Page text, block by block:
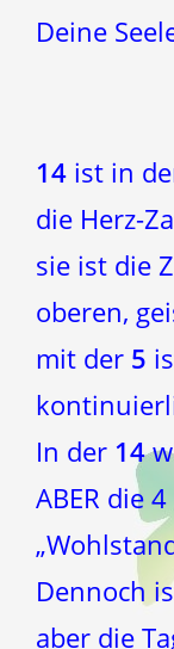
Deine
14 ist in
die Herz-
sie ist die
oberen,
mit der 5
In der 14
ABER die
Dennoch
aber die